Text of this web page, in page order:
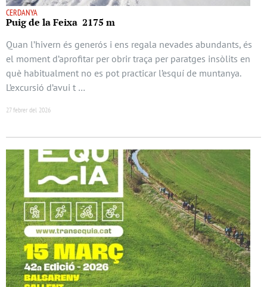
CERDANYA
Puig de la Feixa 2175 m
Quan l’hivern és generós i ens regala nevades abundants, és
el moment d’aprofitar per obrir traça per paratges insòlits en
què habitualment no es pot practicar l’esquí de muntanya.
L’excursió d’avui t …
27 febrer del 2026